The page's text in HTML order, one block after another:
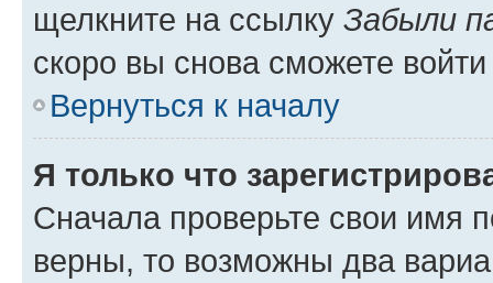
щелкните на ссылку Забыли
скоро вы снова сможете
Вернуться к началу
Я только что
Сначала проверьте свои имя
верны, то возможны два